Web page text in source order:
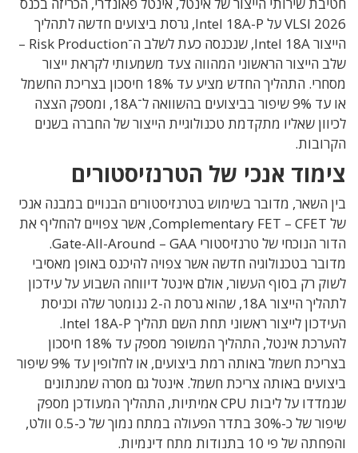
VLSI 2026 על Intel 18A-P, גרסת ביצועים חדשה לתהליך
הייצור Intel 18A, שנכנסה כעת לשלב ה־Risk Production –
שלב הייצור הראשוני המהווה צעד משמעותי לקראת ייצור
מסחרי. התהליך החדש מציע עד 18% חיסכון בצריכת החשמל
או עד 9% שיפור בביצועים בהשוואה ל־18A, ומספק הצצה
לכיוון שאליו מתקדמת טכנולוגיית הייצור של החברה בשנים
הקרובות.
צימוד אנכי של הטרנזיסטורים
בין השאר, מדובר בשימוש בטרנזיסטורים הבנויים במבנה אנכי
של Complementary FET – CFET, אשר צפויים להחליף את
הדור הנוכחי של טרנזיסטורי Gate-All-Around – GAA.
מדובר בטכנולוגיה חדשה אשר צפויה להיכנס באופן מאסיבי
לשוק רק בסוף העשור, אולם אינטל דיווחה השבוע על עידכון
לתהליך הייצור 18A, שהוא גרסת ה-2 ננומטר שלה וכניסת
העידכון לייצור ראשוני תחת השם תהליך Intel 18A-P.
להערכת אינטל, התהליך המשופר מספק עד 18% חיסכון
בצריכת חשמל באותה רמת ביצועים, או לחלופין עד 9% שיפור
ביצועים באותה צריכת חשמל. אינטל גם מסרה שמנתונים
שנמדדו על ליבות CPU אמיתיות, התהליך המעודכן מספק
שיפור של כ-30% בתדר הפעולה במתח נמוך של כ-0.5
וולט,
והפחתה של פי 10 בתנודות מתח דינמיות.